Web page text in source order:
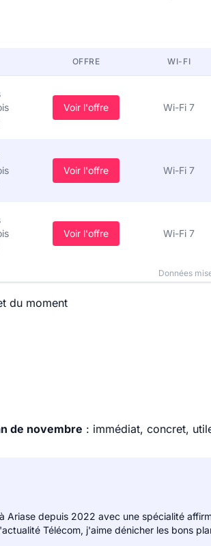
OFFRE WI-FI
Voir l'offre Wi-Fi 7
Voir l'offre Wi-Fi 7
Voir l'offre Wi-Fi 7
Données
du moment
de novembre : immédiat, concret,
Ariase depuis 2022 avec une spécialité
Télécom, j'aime dénicher les bons